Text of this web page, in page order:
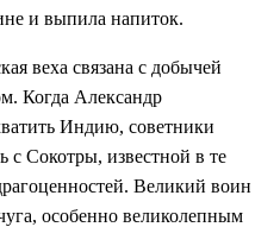
и выпила напиток.
веха связана с добычей
Когда Александр
Индию, советники
с Сокотры, известной в те
Великий воин
особенно великолепным